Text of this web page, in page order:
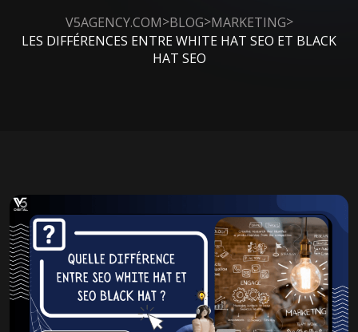
V5AGENCY.COM>BLOG>MARKETING>
LES DIFFÉRENCES ENTRE WHITE HAT SEO ET BLACK
HAT SEO